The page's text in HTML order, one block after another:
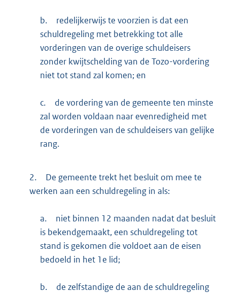
b.
redelijkerwijs te voorzien is dat een
schuldregeling met betrekking tot alle
vorderingen van de overige schuldeisers
zonder kwijtschelding van de Tozo-vordering
niet tot stand zal komen; en
c.
de vordering van de gemeente ten minste
zal worden voldaan naar evenredigheid met
de vorderingen van de schuldeisers van gelijke
rang.
2.
De gemeente trekt het besluit om mee te
werken aan een schuldregeling in als:
a.
niet binnen 12 maanden nadat dat besluit
is bekendgemaakt, een schuldregeling tot
stand is gekomen die voldoet aan de eisen
bedoeld in het 1e lid;
b.
de zelfstandige de aan de schuldregeling